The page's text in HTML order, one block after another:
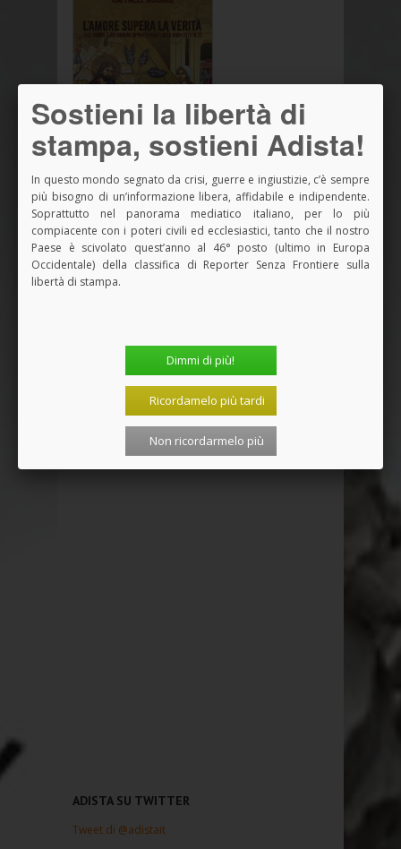
Vedi tutti i Libri
SPAZIO PUBBLICITARIO
ADISTA SU TWITTER
Tweet di @adistait
Sostieni la libertà di
stampa, sostieni Adista!
In questo mondo segnato da crisi, guerre e ingiustizie, c’è sempre
più bisogno di un’informazione libera, affidabile e indipendente.
Soprattutto nel panorama mediatico italiano, per lo più
compiacente con i poteri civili ed ecclesiastici, tanto che il nostro
Paese è scivolato quest’anno al 46° posto (ultimo in Europa
Occidentale) della classifica di Reporter Senza Frontiere sulla
libertà di stampa.
Dimmi di più!
Ricordamelo più tardi
Non ricordarmelo più